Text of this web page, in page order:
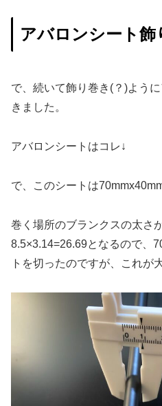
アバロンシート飾
で、続いて飾り巻き(？)よう
きました。
アバロンシートはコレ↓
で、このシートは
巻く場所のブランクスの太さ
8.5×3.14=26.69となるので、
トを切ったのですが、これが